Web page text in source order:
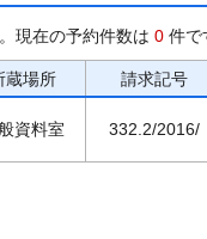
現在の予約件数は 0 件で
蔵場所 請求記号
資料室 332.2/2016/